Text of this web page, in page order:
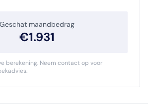
Geschat maandbedrag
€1.931
berekening. Neem contact op voor